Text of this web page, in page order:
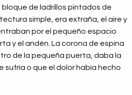
de ladrillos pintados de
simple, era extraña, el aire y
por el pequeño espacio
y el andén. La corona de espina
de la pequeña puerta, daba la
sufría o que el dolor había hecho